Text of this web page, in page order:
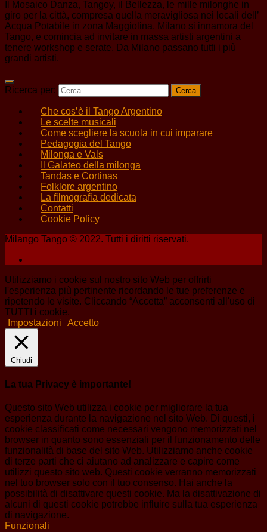
Il Mosaico Danza, Tangoy, il Bellezza, le mille milonghe in
giro per la città, compresa quella meravigliosa nei locali dell’
Acqua Potabile in zona Maggiolina. Milano si innamora del
Tango, e comincia ad invitare in massa artisti argentini a
tenere workshop e serate. Da Milano passano tutti i più
grandi artisti.
Ricerca per:
Che cos’è il Tango Argentino
Le scelte musicali
Come scegliere la scuola in cui imparare
Pedagogia del Tango
Milonga e Vals
Il Galateo della milonga
Tandas e Cortinas
Folklore argentino
La filmografia dedicata
Contatti
Cookie Policy
Milango Tango © 2022. Tutti i diritti riservati.
Utilizziamo i cookie sul nostro sito Web per offrirti
l'esperienza più pertinente ricordando le tue preferenze e
ripetendo le visite. Cliccando “Accetta” acconsenti all'uso di
TUTTI i cookie.
Impostazioni
Accetto
Chiudi
La tua Privacy è importante!
Questo sito Web utilizza i cookie per migliorare la tua
esperienza durante la navigazione nel sito Web. Di questi, i
cookie classificati come necessari vengono memorizzati nel
browser in quanto sono essenziali per il funzionamento delle
funzionalità di base del sito Web. Utilizziamo anche cookie
di terze parti che ci aiutano ad analizzare e capire come
utilizzi questo sito web. Questi cookie verranno memorizzati
nel tuo browser solo con il tuo consenso. Hai anche la
possibilità di disattivare questi cookie. Ma la disattivazione di
alcuni di questi cookie potrebbe influire sulla tua esperienza
di navigazione.
Funzionali